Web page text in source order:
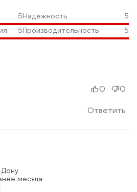
5Надежность
5
5Производительность 5
Ответить
0 0
месяца